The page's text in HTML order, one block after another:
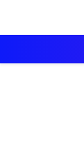
konten
Dampingi